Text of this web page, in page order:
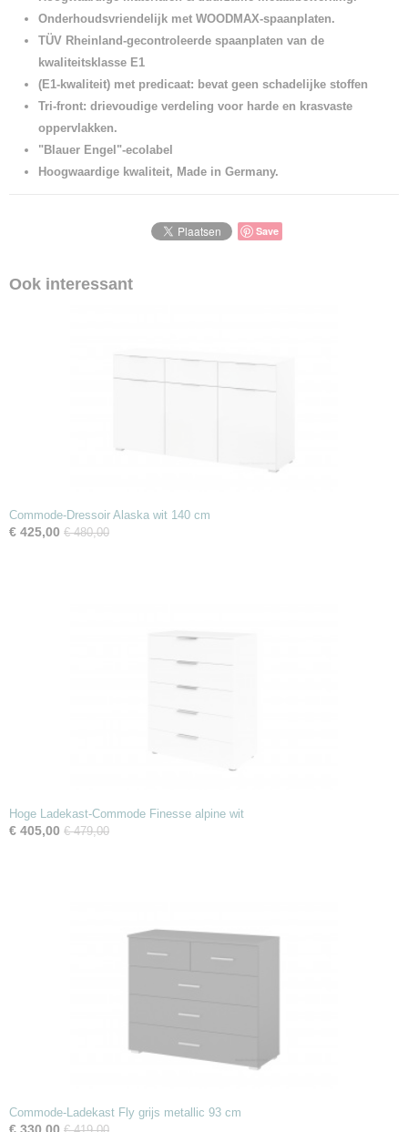
Onderhoudsvriendelijk met WOODMAX-spaanplaten.
TÜV Rheinland-gecontroleerde spaanplaten van de
kwaliteitsklasse E1
(E1-kwaliteit) met predicaat: bevat geen schadelijke stoffen
Tri-front: drievoudige verdeling voor harde en krasvaste
oppervlakken.
"Blauer Engel"-ecolabel
Hoogwaardige kwaliteit, Made in Germany.
Save
Ook interessant
Commode-Dressoir Alaska wit 140 cm
€ 425,00 € 480,00
Hoge Ladekast-Commode Finesse alpine wit
€ 405,00 € 479,00
Commode-Ladekast Fly grijs metallic 93 cm